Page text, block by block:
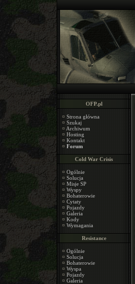
OFP.pl
¤ Strona główna
¤ Szukaj
¤ Archiwum
¤ Hosting
¤ Kontakt
¤ Forum
Cold War Crisis
¤ Ogólnie
¤ Solucja
¤ Misje SP
¤ Wyspy
¤ Bohaterowie
¤ Cytaty
¤ Pojazdy
¤ Galeria
¤ Kody
¤ Wymagania
Resistance
¤ Ogólnie
¤ Solucja
¤ Bohaterowie
¤ Wyspa
¤ Pojazdy
¤ Galeria